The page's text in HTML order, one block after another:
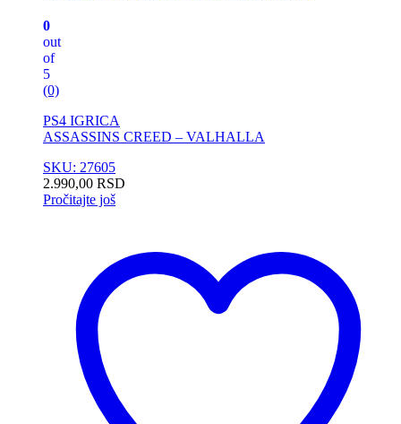
0
out
of
5
(0)
PS4 IGRICA
ASSASSINS CREED – VALHALLA
SKU: 27605
2.990,00 RSD
Pročitajte još